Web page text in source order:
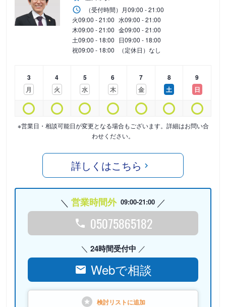
（受付時間） 月09:00 - 21:00
火09:00 - 21:00 水09:00 - 21:00
木09:00 - 21:00 金09:00 - 21:00
土09:00 - 18:00 日09:00 - 18:00
祝09:00 - 18:00 （定休日）なし
3
月
4
火
5
水
6
木
7
金
8
土
9
日
※営業日・相談可能日が変更となる場合もございます。詳細はお問い合
わせください。
詳しくはこちら
営業時間外 09:00-21:00
05075865182
24時間受付中
Webで相談
検討リストに追加